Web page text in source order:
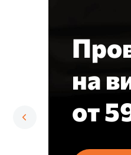
на
от